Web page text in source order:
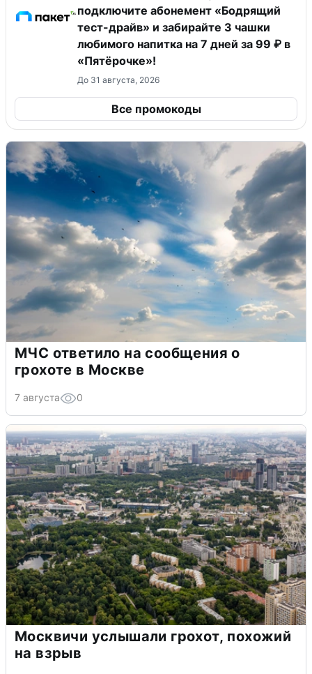
подключите абонемент «Бодрящий
тест-драйв» и забирайте 3 чашки
любимого напитка на 7 дней за 99 ₽ в
«Пятёрочке»!
До 31 августа, 2026
Все промокоды
МЧС ответило на сообщения о
грохоте в Москве
7 августа 0
Москвичи услышали грохот, похожий
на взрыв